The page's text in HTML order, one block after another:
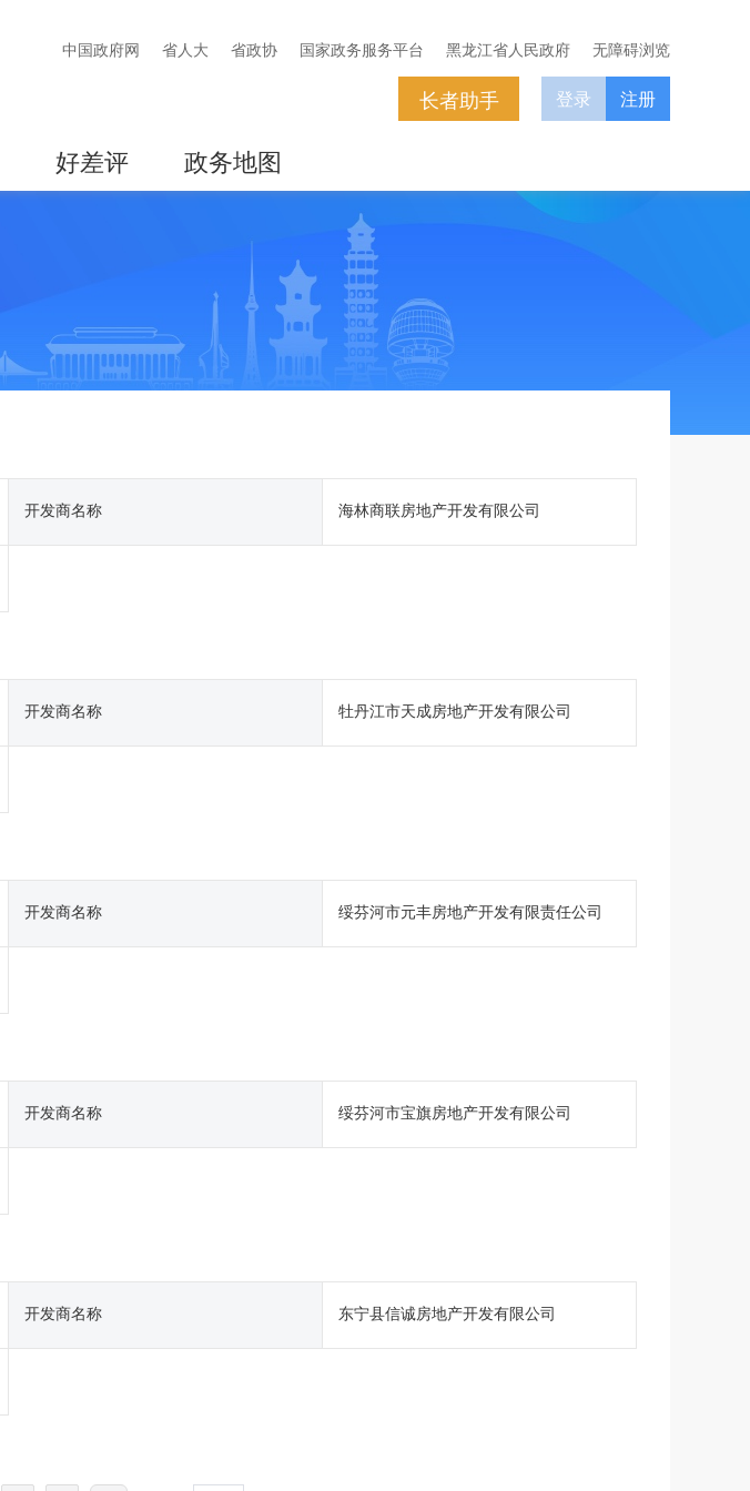
中国政府网 省人大 省政协 国家政务服务平台 黑龙江省人民政府 无障碍浏览
好差评 政务地图
登录 注册
长者助手
开发商名称 海林商联房地产开发有限公司
开发商名称 牡丹江市天成房地产开发有限公司
开发商名称 绥芬河市元丰房地产开发有限责任公司
开发商名称 绥芬河市宝旗房地产开发有限公司
开发商名称 东宁县信诚房地产开发有限公司